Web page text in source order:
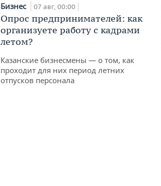
Бизнес 07 авг, 00:00
Опрос предпринимателей: как
организуете работу с кадрами
летом?
Казанские бизнесмены — о том, как
проходит для них период летних
отпусков персонала